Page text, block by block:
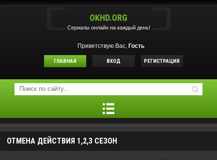
OKHD.ORG
Сериалы онлайн на каждый день!
Приветствую Вас, Гость
ГЛАВНАЯ ВХОД РЕГИСТРАЦИЯ
ОТМЕНА ДЕЙСТВИЯ 1,2,3 СЕЗОН